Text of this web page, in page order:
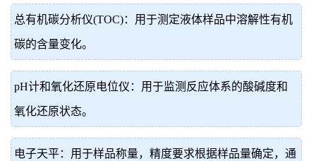
总有机碳分析仪(TOC)：用于测定液体样品中溶解性有机
碳的含量变化。
pH计和氧化还原电位仪：用于监测反应体系的酸碱度和
氧化还原状态。
电子天平：用于样品称量，精度要求根据样品量确定，通